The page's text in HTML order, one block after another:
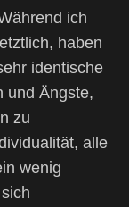
ich
haben
identische
und Ängste,
zu
alle
wenig